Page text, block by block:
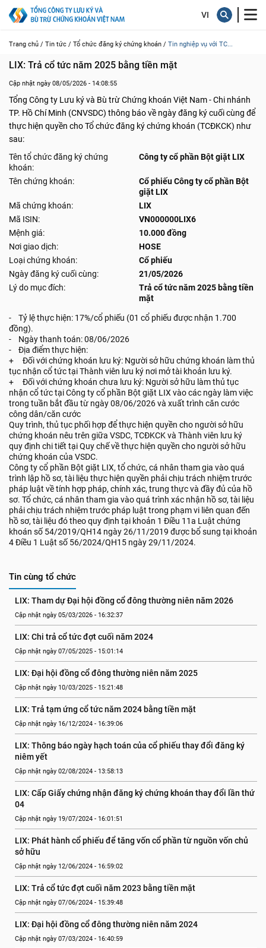
Trang chủ / Tin tức / Tổ chức đăng ký chứng khoán / Tin nghiệp vụ với TC...
LIX: Trả cổ tức năm 2025 bằng tiền mặt
Cập nhật ngày 08/05/2026 - 14:08:55
Tổng Công ty Lưu ký và Bù trừ Chứng khoán Việt Nam - Chi nhánh
TP. Hồ Chí Minh (CNVSDC) thông báo về ngày đăng ký cuối cùng để
thực hiện quyền cho Tổ chức đăng ký chứng khoán (TCĐKCK) như
sau:
Tên tổ chức đăng ký chứng
khoán:
Công ty cổ phần Bột giặt LIX
Tên chứng khoán:
Cổ phiếu Công ty cổ phần Bột
giặt LIX
Mã chứng khoán:
LIX
Mã ISIN:
VN000000LIX6
Mệnh giá:
10.000 đồng
Nơi giao dịch:
HOSE
Loại chứng khoán:
Cổ phiếu
Ngày đăng ký cuối cùng:
21/05/2026
Lý do mục đích:
Trả cổ tức năm 2025 bằng tiền
mặt
- Tỷ lệ thực hiện: 17%/cổ phiếu (01 cổ phiếu được nhận 1.700
đồng).
- Ngày thanh toán: 08/06/2026
- Địa điểm thực hiện:
+ Đối với chứng khoán lưu ký: Người sở hữu chứng khoán làm thủ
tục nhận cổ tức tại Thành viên lưu ký nơi mở tài khoản lưu ký.
+ Đối với chứng khoán chưa lưu ký: Người sở hữu làm thủ tục
nhận cổ tức tại Công ty cổ phần Bột giặt LIX vào các ngày làm việc
trong tuần bắt đầu từ ngày 08/06/2026 và xuất trình căn cước
công dân/căn cước
Quy trình, thủ tục phối hợp để thực hiện quyền cho người sở hữu
chứng khoán nêu trên giữa VSDC, TCĐKCK và Thành viên lưu ký
quy định chi tiết tại Quy chế về thực hiện quyền cho người sở hữu
chứng khoán của VSDC.
Công ty cổ phần Bột giặt LIX, tổ chức, cá nhân tham gia vào quá
trình lập hồ sơ, tài liệu thực hiện quyền phải chịu trách nhiệm trước
pháp luật về tính hợp pháp, chính xác, trung thực và đầy đủ của hồ
sơ. Tổ chức, cá nhân tham gia vào quá trình xác nhận hồ sơ, tài liệu
phải chịu trách nhiệm trước pháp luật trong phạm vi liên quan đến
hồ sơ, tài liệu đó theo quy định tại khoản 1 Điều 11a Luật chứng
khoán số 54/2019/QH14 ngày 26/11/2019 được bổ sung tại khoản
4 Điều 1 Luật số 56/2024/QH15 ngày 29/11/2024.
Tin cùng tổ chức
LIX: Tham dự Đại hội đồng cổ đông thường niên năm 2026
Cập nhật ngày 05/03/2026 - 16:32:37
LIX: Chi trả cổ tức đợt cuối năm 2024
Cập nhật ngày 07/05/2025 - 15:01:14
LIX: Đại hội đồng cổ đông thường niên năm 2025
Cập nhật ngày 10/03/2025 - 15:21:48
LIX: Trả tạm ứng cổ tức năm 2024 bằng tiền mặt
Cập nhật ngày 16/12/2024 - 16:39:06
LIX: Thông báo ngày hạch toán của cổ phiếu thay đổi đăng ký
niêm yết
Cập nhật ngày 02/08/2024 - 13:58:13
LIX: Cấp Giấy chứng nhận đăng ký chứng khoán thay đổi lần thứ
04
Cập nhật ngày 19/07/2024 - 16:01:51
LIX: Phát hành cổ phiếu để tăng vốn cổ phần từ nguồn vốn chủ
sở hữu
Cập nhật ngày 12/06/2024 - 16:59:02
LIX: Trả cổ tức đợt cuối năm 2023 bằng tiền mặt
Cập nhật ngày 07/06/2024 - 15:39:48
LIX: Đại hội đồng cổ đông thường niên năm 2024
Cập nhật ngày 07/03/2024 - 16:40:59